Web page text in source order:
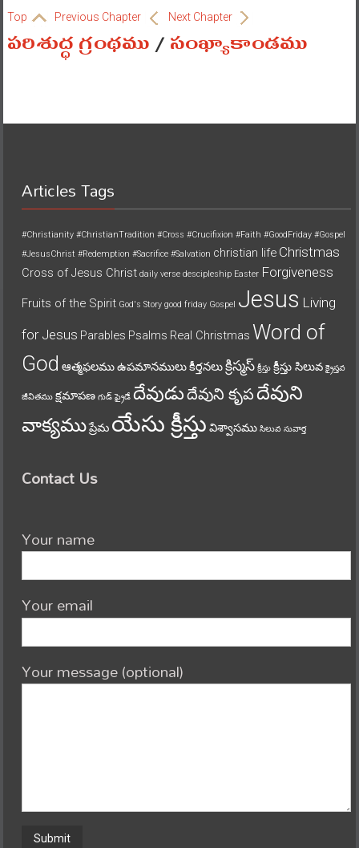
Top Previous Chapter Next Chapter
పరిశుద్ధ గ్రంథము/సంఖ్యాకాండము
Articles Tags
#Christianity #ChristianTradition #Cross #Crucifixion #Faith #GoodFriday #Gospel
#JesusChrist #Redemption #Sacrifice #Salvation christian life Christmas
Cross of Jesus Christ daily verse descipleship Easter Forgiveness
Fruits of the Spirit God's Story good friday Gospel Jesus Living
for Jesus Parables Psalms Real Christmas Word of
God ఆత్మఫలముఉపమానములుకీర్తనలుక్రిస్మస్ క్రీస్తు క్రీస్తు సిలువ క్రైస్తవ
జీవితము క్షమాపణ గుడ్ ఫ్రైడే దేవుడుదేవుని కృపదేవుని
వాక్యముప్రేమ యేసు క్రీస్తు విశ్వాసము సిలువ సువార్త
Contact Us
Your name
Your email
Your message (optional)